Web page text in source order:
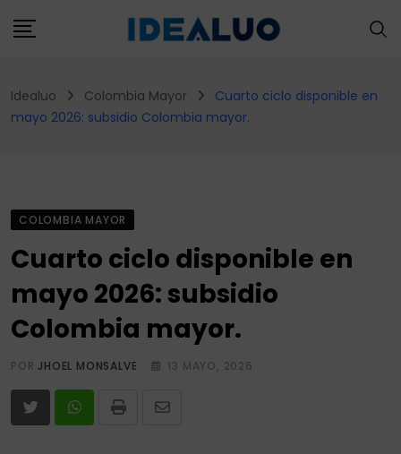
to
Idealuo Colombia Mayor
Cuarto ciclo disponible en
mayo 2026: subsidio Colombia mayor.
COLOMBIA MAYOR
Cuarto ciclo disponible en
mayo 2026: subsidio
Colombia mayor.
PORJHOEL MONSALVE 13 MAYO, 2026
Print
Share